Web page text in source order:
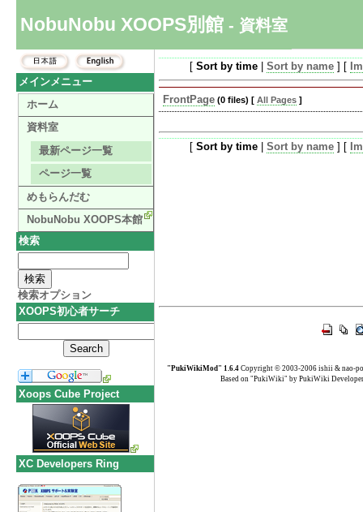
NobuNobu XOOPS別館 - 資料室
[ Sort by time| Sort by name] [
FrontPage (0 files) [ All Pages ]
[ Sort by time| Sort by name] [
"PukiWikiMod" 1.6.4 Copyright © 2003-2006 ishii & nao-
Based on "PukiWiki" by PukiWiki
メインメニュー
ホーム
資料室
最新ページ一覧
ページ一覧
めもらんだむ
NobuNobu XOOPS本館
検索
検索オプション
XOOPS初心者サーチ
Xoops Cube Project
XC Developers Ring